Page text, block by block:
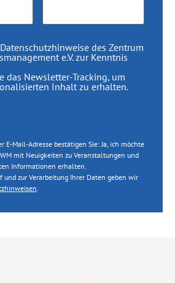
Datenschutzhinweise des Zentrum
e.V. zur Kenntnis
das Newsletter-Tracking, um
Inhalt zu erhalten.
E-Mail-Adresse bestätigen Sie: Ja, ich möchte
mit Neuigkeiten zu Veranstaltungen und
Informationen erhalten.
und zur Verarbeitung Ihrer Daten geben wir
.